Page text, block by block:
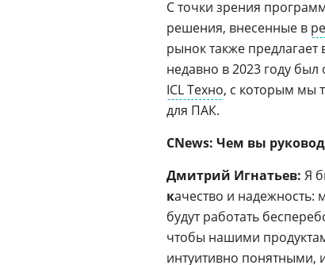
С точки зрения
решения, внесенные в
рынок также
недавно в 2023 году
ICL Техно, с которым мы
для ПАК.
CNews: Чем вы
Дмитрий Игнатьев: Я
качество и надежность:
будут работать
чтобы нашими
интуитивно понятными,